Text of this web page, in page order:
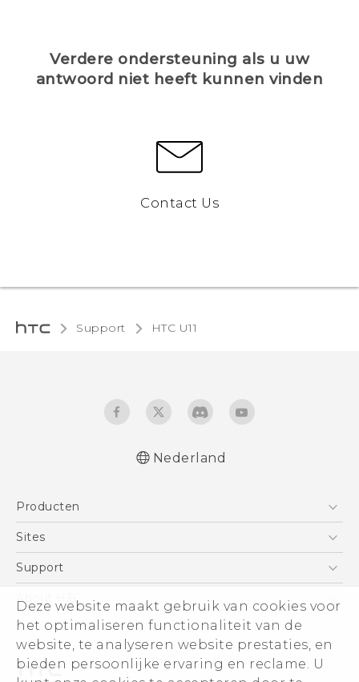
Deze website maakt gebruik van cookies voor
het optimaliseren functionaliteit van de
website, te analyseren website prestaties, en
bieden persoonlijke ervaring en reclame. U
Verdere ondersteuning als u uw
antwoord niet heeft kunnen vinden
Contact Us
Support HTC U11‎
Nederlands - Gids voor veiligheid en
Nederlands - Gids voor veiligheid en
wettelijke voorschriften (Nano-Sim)
Deutsch - Informationen zur Sicherheit und
behördliche Bestimmungen (Dual Nano-
Sim)
Deutsch - Informationen zur Sicherheit und
Nederland
Producten
Telefoons
Vive
Accessoires
Sites
HTC Vive
Aan de slag
Support
Support voor eCommerce
About HTC
ESG
Informatie over het bedrijf
Voor beleggers (engels)